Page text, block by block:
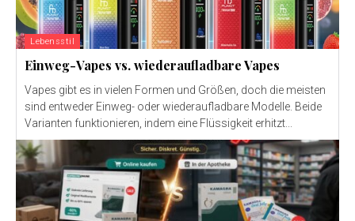
Lebensstil
Einweg-Vapes vs. wiederaufladbare Vapes
Vapes gibt es in vielen Formen und Größen, doch die meisten
sind entweder Einweg- oder wiederaufladbare Modelle. Beide
Varianten funktionieren, indem eine Flüssigkeit erhitzt...